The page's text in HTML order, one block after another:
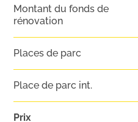
Montant du fonds de
rénovation
Places de parc
Place de parc int.
Prix